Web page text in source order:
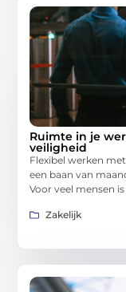
Ruimte in je
veiligheid
Flexibel werken
een baan van
Voor veel mensen
Zakelijk